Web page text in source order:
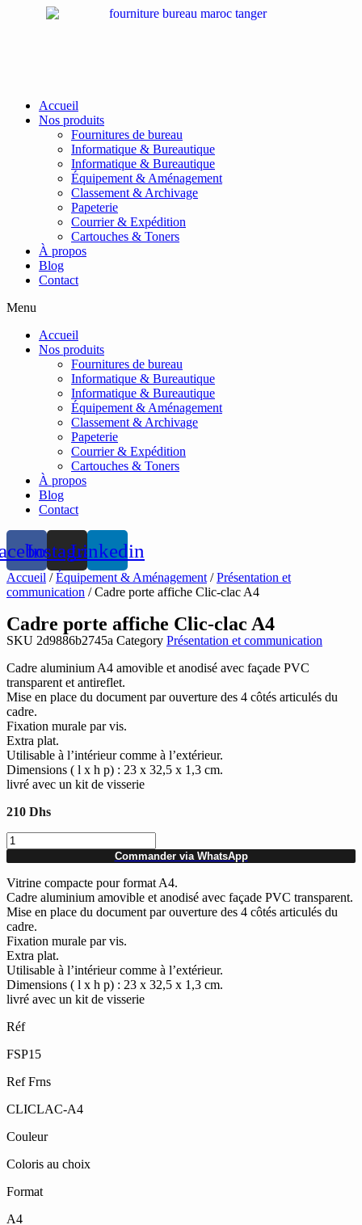
Accueil
Nos produits
Fournitures de bureau
Informatique & Bureautique
Informatique & Bureautique
Équipement & Aménagement
Classement & Archivage
Papeterie
Courrier & Expédition
Cartouches & Toners
À propos
Blog
Contact
Menu
Accueil
Nos produits
Fournitures de bureau
Informatique & Bureautique
Informatique & Bureautique
Équipement & Aménagement
Classement & Archivage
Papeterie
Courrier & Expédition
Cartouches & Toners
À propos
Blog
Contact
InstagramLinkedin
Accueil /Équipement & Aménagement /Présentation et
communication / Cadre porte affiche Clic-clac A4
Cadre porte affiche Clic-clac A4
SKU 2d9886b2745a Category Présentation et communication
Cadre aluminium A4 amovible et anodisé avec façade PVC
transparent et antireflet.
Mise en place du document par ouverture des 4 côtés articulés du
cadre.
Fixation murale par vis.
Extra plat.
Utilisable à l’intérieur comme à l’extérieur.
Dimensions ( l x h p) : 23 x 32,5 x 1,3 cm.
livré avec un kit de visserie
210 Dhs
quantité
de
Cadre
porte
affiche
Clic-
clac
A4
Commander via WhatsApp
Vitrine compacte pour format A4.
Cadre aluminium amovible et anodisé avec façade PVC transparent.
Mise en place du document par ouverture des 4 côtés articulés du
cadre.
Fixation murale par vis.
Extra plat.
Utilisable à l’intérieur comme à l’extérieur.
Dimensions ( l x h p) : 23 x 32,5 x 1,3 cm.
livré avec un kit de visserie
Réf
FSP15
Ref Frns
CLICLAC-A4
Couleur
Coloris au choix
Format
A4